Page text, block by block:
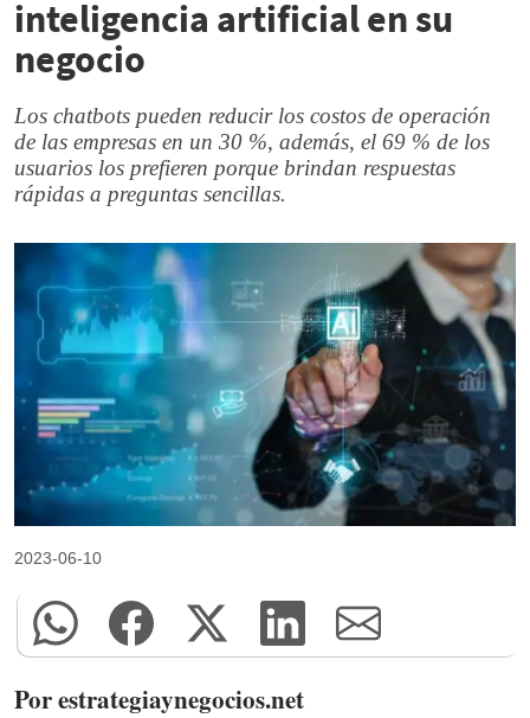
inteligencia artificial en su
negocio
Los chatbots pueden reducir los costos de operación
de las empresas en un 30 %, además, el 69 % de los
usuarios los prefieren porque brindan respuestas
rápidas a preguntas sencillas.
2023-06-10
Por estrategiaynegocios.net